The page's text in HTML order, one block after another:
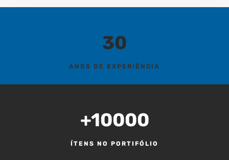
30
ANOS DE EXPERIÊNCIA
+10000
ÍTENS NO PORTIFÓLIO